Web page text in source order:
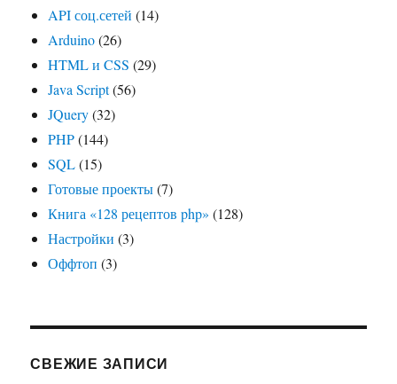
API соц.сетей (14)
Arduino(26)
HTML и CSS (29)
Java Script(56)
JQuery(32)
PHP(144)
SQL(15)
Готовые проекты(7)
Книга «128 рецептов php» (128)
Настройки (3)
Оффтоп (3)
СВЕЖИЕ ЗАПИСИ